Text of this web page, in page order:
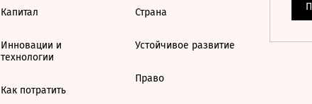
Капитал
Инновации и
технологии
Как потратить
Страна
Устойчивое развитие
Право